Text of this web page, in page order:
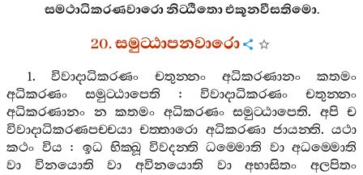
සමථාධිකරණවාරොනිට‍්ඨිතොඑකූනවීසතිමො.
20.සමුට‍්ඨාපනවාරො
1.විවාදාධිකරණං චතුන‍්නං අධිකරණානං
කතමං
අධිකරණං
සමුට‍්ඨාපෙති :විවාදාධිකරණං
චතුන‍්නං
අධිකරණානං න කතමං අධිකරණං සමුට‍්ඨාපෙති. අපි ච
විවාදාධිකරණපච‍්චයා චත‍්තාරො අධිකරණා ජායන‍්ති. යථා
කථං විය : ඉධ භික‍්ඛූ විවදන‍්ති ධම‍්මොති වා අධම‍්මොති
වා
විනයොති වා අවිනයොති වා අභාසිතං
අලපිතං